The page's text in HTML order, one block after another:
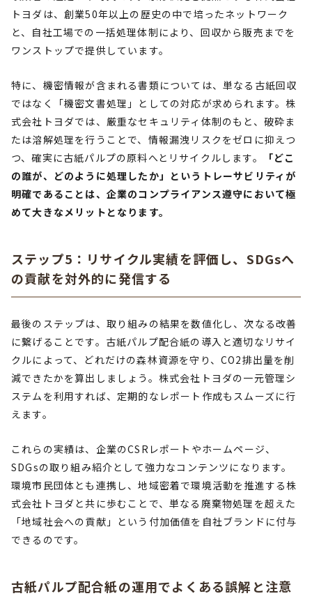
トヨダは、創業50年以上の歴史の中で培ったネットワーク
と、自社工場での一括処理体制により、回収から販売までを
ワンストップで提供しています。
特に、機密情報が含まれる書類については、単なる古紙回収
ではなく「機密文書処理」としての対応が求められます。株
式会社トヨダでは、厳重なセキュリティ体制のもと、破砕ま
たは溶解処理を行うことで、情報漏洩リスクをゼロに抑えつ
つ、確実に古紙パルプの原料へとリサイクルします。
「どこ
の誰が、どのように処理したか」というトレーサビリティが
明確であることは、企業のコンプライアンス遵守において極
めて大きなメリットとなります。
ステップ5：リサイクル実績を評価し、SDGsへ
の貢献を対外的に発信する
最後のステップは、取り組みの結果を数値化し、次なる改善
に繋げることです。古紙パルプ配合紙の導入と適切なリサイ
クルによって、どれだけの森林資源を守り、CO2排出量を削
減できたかを算出しましょう。株式会社トヨダの一元管理シ
ステムを利用すれば、定期的なレポート作成もスムーズに行
えます。
これらの実績は、企業のCSRレポートやホームページ、
SDGsの取り組み紹介として強力なコンテンツになります。
環境市民団体とも連携し、地域密着で環境活動を推進する株
式会社トヨダと共に歩むことで、単なる廃棄物処理を超えた
「地域社会への貢献」という付加価値を自社ブランドに付与
できるのです。
古紙パルプ配合紙の運用でよくある誤解と注意